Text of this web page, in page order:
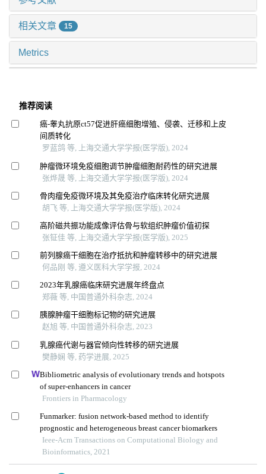
相关文章 15
Metrics
推荐阅读
癌-睾丸抗原ct57促进肝癌细胞增殖、侵袭、迁移和上皮
间质转化
罗蓝鸽 等, 上海交通大学学报(医学版), 2024
肿瘤微环境免疫细胞调节肿瘤细胞耐药性的研究进展
张烨晟 等, 上海交通大学学报(医学版), 2024
骨肉瘤免疫微环境及其免疫治疗临床转化研究进展
胡飞 等, 上海交通大学学报(医学版), 2024
高阶磁共振功能成像评估骨与软组织肿瘤价值初探
张钲佳 等, 上海交通大学学报(医学版), 2025
前列腺癌干细胞在治疗抵抗和肿瘤转移中的研究进展
何品刚 等, 遵义医科大学学报, 2024
2023年乳腺癌临床研究进展年终盘点
郑薇 等, 中国普通外科杂志, 2024
胰腺肿瘤干细胞标记物的研究进展
赵旭 等, 中国普通外科杂志, 2023
乳腺癌代谢与器官倾向性转移的研究进展
樊静娴 等, 药学进展, 2025
Bibliometric analysis of evolutionary trends and hotspots
of super-enhancers in cancer
Frontiers in Pharmacology
Funmarker: fusion network-based method to identify
prognostic and heterogeneous breast cancer biomarkers
Ieee-Acm Transactions on Computational Biology and
Bioinformatics, 2021